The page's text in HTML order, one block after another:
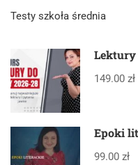
Testy szkoła średnia
Lektury
149.00 zł
Epoki
99.00 zł